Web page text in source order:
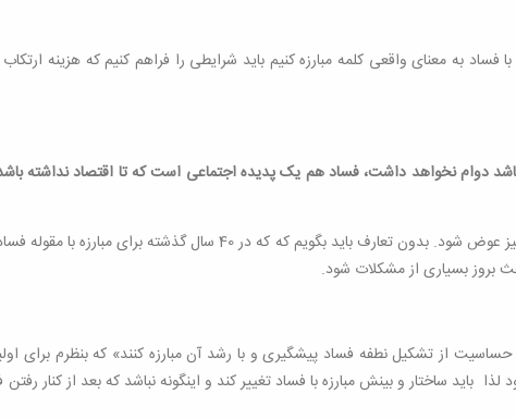
به معنای واقعی کلمه مبارزه کنیم باید شرایطی را فراهم کنیم که هزینه
دوام نخواهد داشت، فساد هم یک پدیده اجتماعی است که تا اقتصاد نداشته باشد
اشاره شد و گفته شد مبارزه با فساد نه مفسده لذا برای مبارزه با فساد باید بینش مدیران ما نیز عوض
بروز بسیاری از مشکلات شود.
از تشکیل نطفه فساد پیشگیری و با رشد آن مبارزه کنند» که بنظرم برای
باید ساختار و بینش مبارزه با فساد تغییر کند و اینگونه نباشد که بعد از کنار